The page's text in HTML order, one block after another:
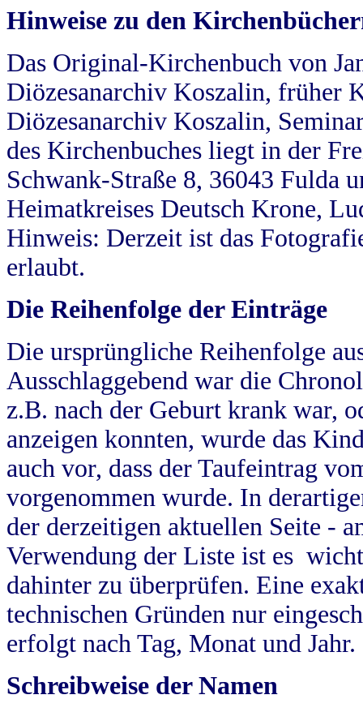
Hinweise zu den
Das Original-Kirchenbuch von
Diözesanarchiv Koszalin, früher
Diözesanarchiv Koszalin,
des Kirchenbuches liegt in der
Schwank-Straße 8, 36043 Fulda
Heimatkreises Deutsch Krone,
Hinweis: Derzeit ist das
erlaubt.
Die Reihenfolge der Einträge
Die ursprüngliche Reihenfolge
Ausschlaggebend war die
z.B. nach der Geburt krank war,
anzeigen konnten, wurde das
auch vor, dass der Taufeintrag
vorgenommen wurde. In
der derzeitigen aktuellen Seite -
Verwendung der Liste ist es
dahinter zu überprüfen. Eine
technischen Gründen nur
erfolgt nach Tag, Monat und Jahr.
Schreibweise der Namen